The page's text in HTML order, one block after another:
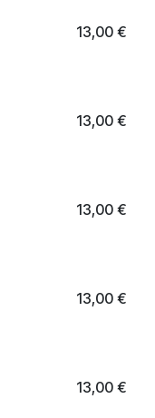
13,00€
13,00€
13,00€
13,00€
13,00€